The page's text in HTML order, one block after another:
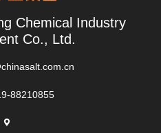
Chemical Industry
Co., Ltd.
88210855